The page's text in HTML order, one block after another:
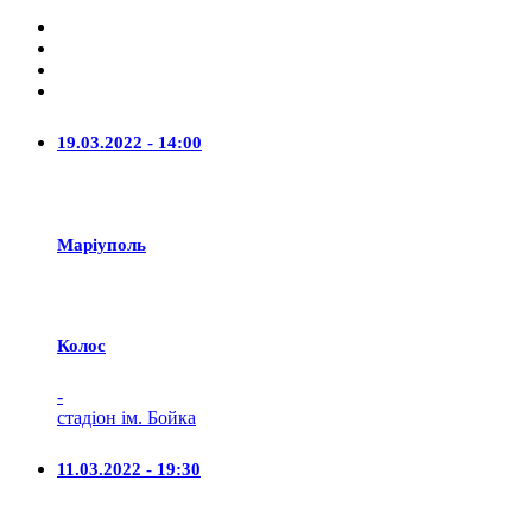
19.03.2022 - 14:00
Маріуполь
Колос
-
стадіон ім. Бойка
11.03.2022 - 19:30